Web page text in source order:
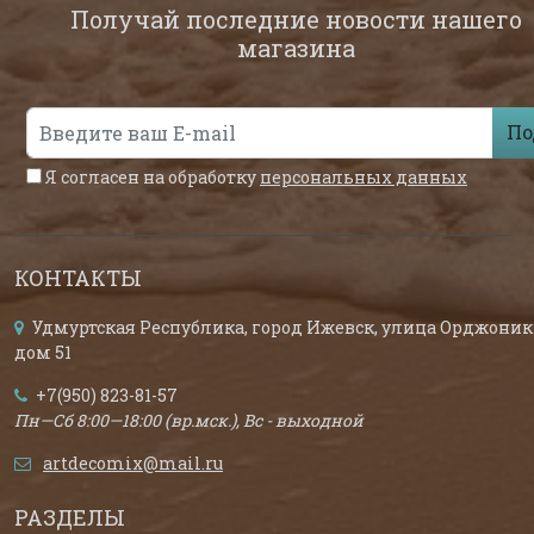
Получай последние новости нашего
магазина
Я согласен на обработку персональных данных
КОНТАКТЫ
Удмуртская Республика, город Ижевск, улица
дом 51
+7(950) 823-81-57
Пн—Сб 8:00—18:00 (вр.мск.), Вс - выходной
artdecomix@mail.ru
РАЗДЕЛЫ